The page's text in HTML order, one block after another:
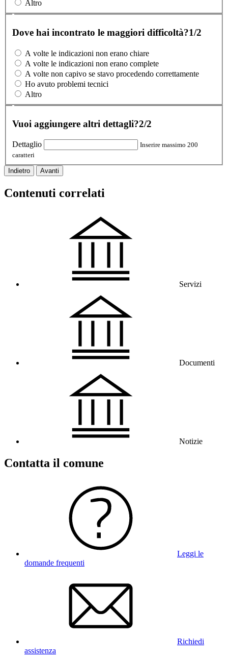
Altro
Dove hai incontrato le maggiori difficoltà?1/2
A volte le indicazioni non erano chiare
A volte le indicazioni non erano complete
A volte non capivo se stavo procedendo correttamente
Ho avuto problemi tecnici
Altro
Vuoi aggiungere altri dettagli?2/2
Dettaglio
Inserire massimo 200
caratteri
Indietro Avanti
Contenuti correlati
Servizi
Documenti
Notizie
Contatta il comune
Leggi le
domande frequenti
Richiedi
assistenza